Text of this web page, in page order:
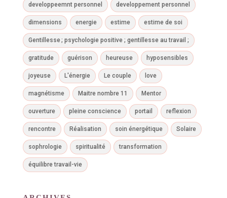
developpeemnt personnel developpement personnel
dimensions energie estime estime de soi
Gentillesse ; psychologie positive ; gentillesse au travail ;
gratitude guérison heureuse hyposensibles
joyeuse L'énergie Le couple love
magnétisme Maitre nombre 11 Mentor
ouverture pleine conscience portail reflexion
rencontre Réalisation soin énergétique Solaire
sophrologie spiritualité transformation
équilibre travail-vie